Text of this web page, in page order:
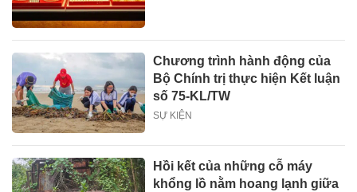
Chương trình hành động của
Bộ Chính trị thực hiện Kết luận
số 75-KL/TW
SỰ KIỆN
Hồi kết của những cỗ máy
khổng lồ nằm hoang lạnh giữa